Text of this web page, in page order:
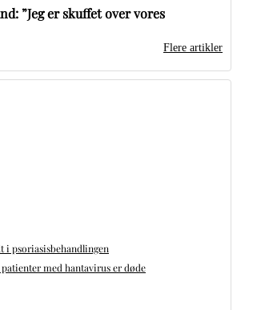
”Jeg er skuffet over vores
Flere artikler
i psoriasisbehandlingen
med hantavirus er døde